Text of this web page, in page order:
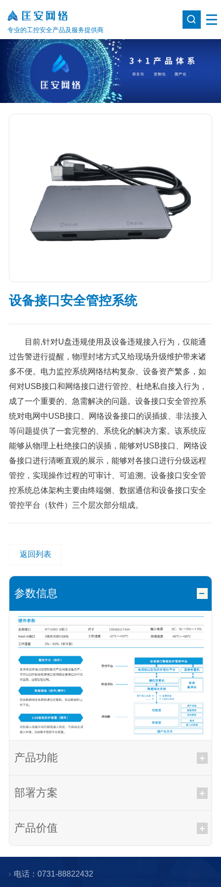
专业的工控安全产品及服务提供商
设备接口安全管控系统
目前,针对U盘违规使用及设备违规接入行为，仅能通
过告警进行提醒，物理封堵方式又给现场升级维护带来诸
多不便。电力监控系统网络结构复杂、设备资产繁多，如
何对USB接口和网络接口进行管控、杜绝私自接入行为，
成了一个重要的、急需解决的问题。设备接口安全管控系
统对电网中USB接口、网络设备接口的误插拔、非法接入
等问题提供了一套完整的、系统化的解决方案。该系统应
能够从物理上杜绝接口的误插，能够对USB接口、网络设
备接口进行清晰直观的展示，能够对各接口进行分级远程
管控，实现操作过程的可审计、可追溯。设备接口安全管
控系统总体架构主要由终端侧、数据通信和设备接口安全
管控平台（软件）三个层次部分组成。
返回列表
参数信息
产品功能
部署方案
产品价值
电话：0731-88822432